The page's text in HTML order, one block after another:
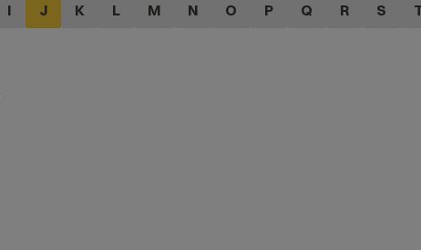
I J K L M N O P Q R S